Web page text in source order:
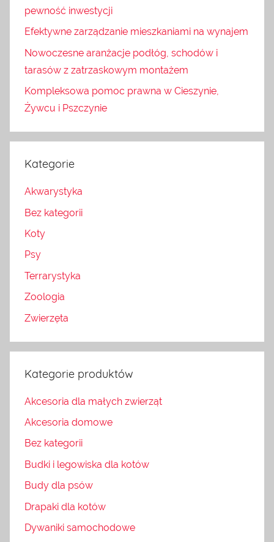
pewność inwestycji
Efektywne zarządzanie mieszkaniami na wynajem
Nowoczesne aranżacje podłóg, schodów i
tarasów z zatrzaskowym montażem
Kompleksowa pomoc prawna w Cieszynie,
Żywcu i Pszczynie
Kategorie
Akwarystyka
Bez kategorii
Koty
Psy
Terrarystyka
Zoologia
Zwierzęta
Kategorie produktów
Akcesoria dla małych zwierząt
Akcesoria domowe
Bez kategorii
Budki i legowiska dla kotów
Budy dla psów
Drapaki dla kotów
Dywaniki samochodowe